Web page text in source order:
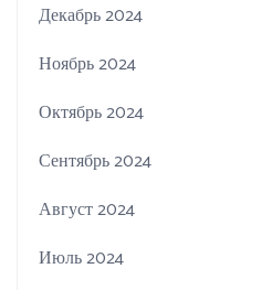
Декабрь 2024
Ноябрь 2024
Октябрь 2024
Сентябрь 2024
Август 2024
Июль 2024